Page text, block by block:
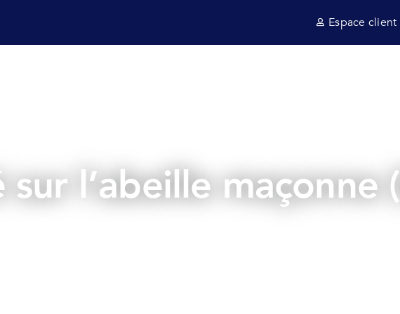
Espace client
l’abeille maçonne